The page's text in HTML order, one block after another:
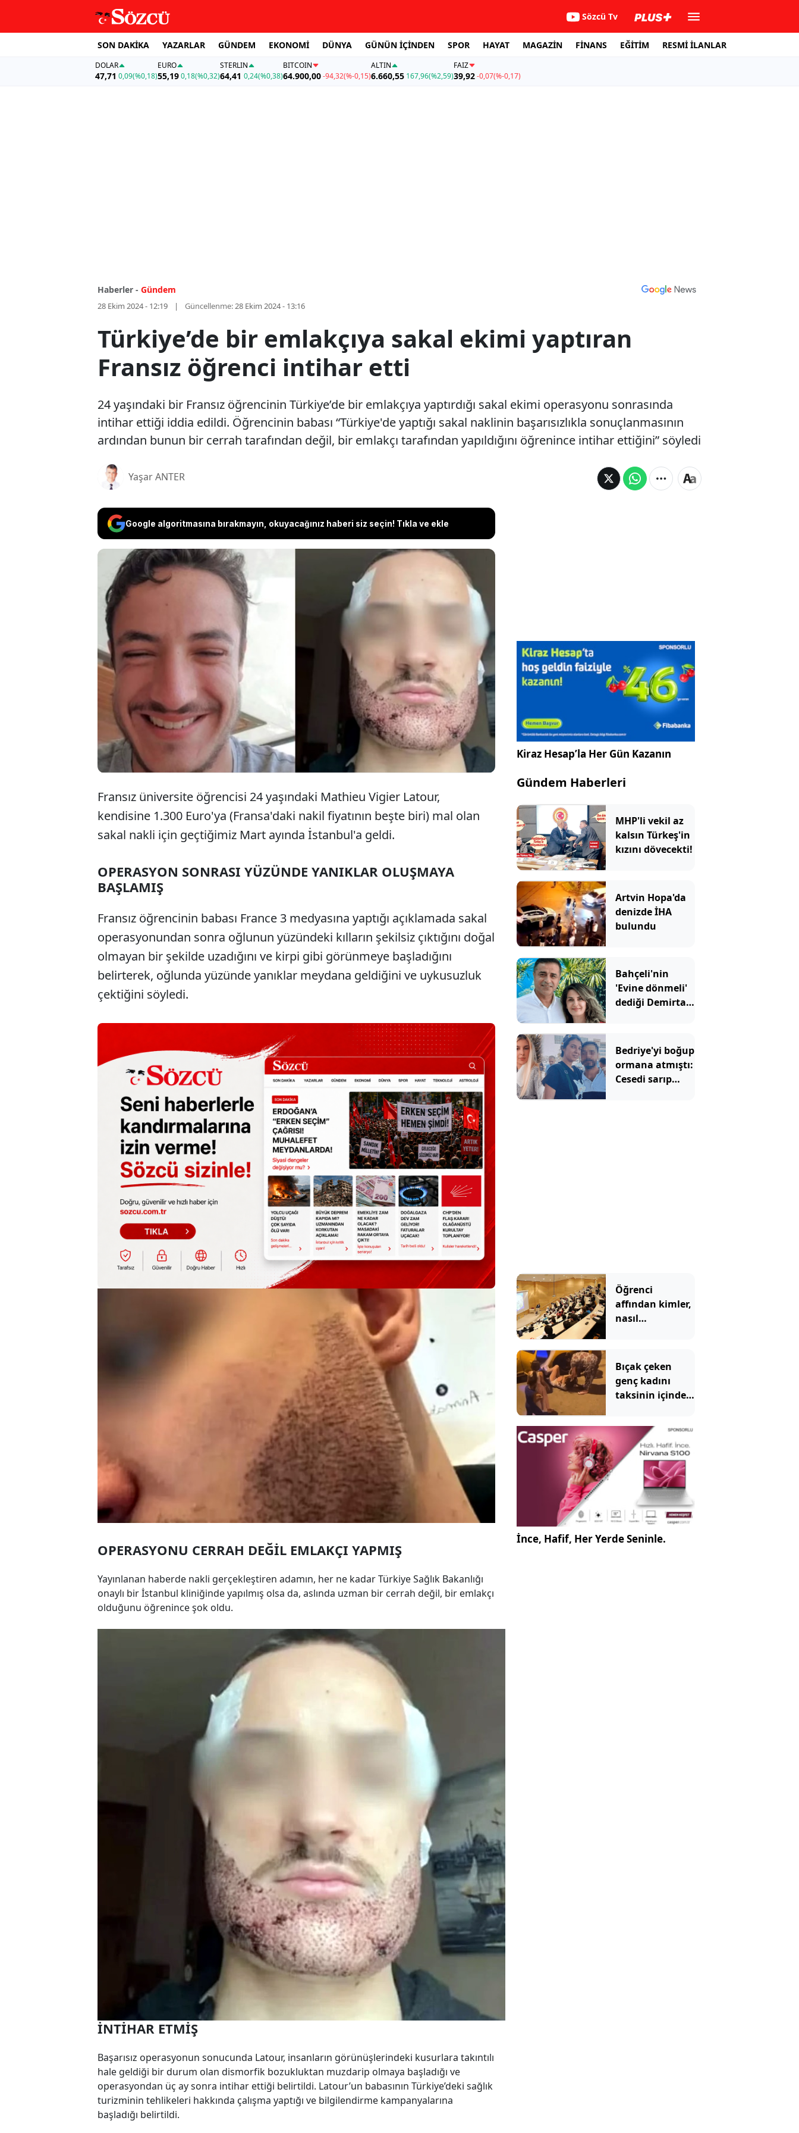
Sözcü Tv
SON DAKİKA YAZARLAR GÜNDEM EKONOMİ DÜNYA GÜNÜN İÇİNDEN SPOR HAYAT MAGAZİN FİNANS EĞİTİM RESMİ İLANLAR
DOLAR
47,71 0,09(%0,18)
EURO
55,19 0,18(%0,32)
STERLIN
64,41 0,24(%0,38)
BITCOIN
64.900,00-94,32(%-0,15)
ALTIN
6.660,55 167,96(%2,59)
FAİZ
39,92-0,07(%-0,17)
Haberler - Gündem
28 Ekim 2024 - 12:19 Güncellenme:28 Ekim 2024 - 13:16
Türkiye’de bir emlakçıya sakal ekimi yaptıran
Fransız öğrenci intihar etti
24 yaşındaki bir Fransız öğrencinin Türkiye’de bir emlakçıya yaptırdığı sakal ekimi operasyonu sonrasında
intihar ettiği iddia edildi. Öğrencinin babası “Türkiye'de yaptığı sakal naklinin başarısızlıkla sonuçlanmasının
ardından bunun bir cerrah tarafından değil, bir emlakçı tarafından yapıldığını öğrenince intihar ettiğini” söyledi
Yaşar ANTER
Google algoritmasına bırakmayın, okuyacağınız haberi siz seçin! Tıkla ve ekle
24 yaşındaki bir Fransız öğrencinin Türkiye’de bir emlakçıya yaptırdığı
sakal ekimi operasyonu sonrasında intihar ettiği iddia edildi.
Öğrencinin babası “Türkiye'de yaptığı sakal naklinin başarısızlıkla
sonuçlanmasının ardından bunun bir cerrah tarafından değil, bir
emlakçı tarafından yapıldığını öğrenince intihar ettiğini” söyledi
Fransız üniversite öğrencisi 24 yaşındaki Mathieu Vigier Latour,
kendisine 1.300 Euro'ya (Fransa'daki nakil fiyatının beşte biri) mal olan
sakal nakli için geçtiğimiz Mart ayında İstanbul'a geldi.
OPERASYON SONRASI YÜZÜNDE YANIKLAR OLUŞMAYA
BAŞLAMIŞ
Fransız öğrencinin babası France 3 medyasına yaptığı açıklamada sakal
operasyonundan sonra oğlunun yüzündeki kılların şekilsiz çıktığını doğal
olmayan bir şekilde uzadığını ve kirpi gibi görünmeye başladığını
belirterek, oğlunda yüzünde yanıklar meydana geldiğini ve uykusuzluk
çektiğini söyledi.
OPERASYONU CERRAH DEĞİL EMLAKÇI YAPMIŞ
Yayınlanan haberde nakli gerçekleştiren adamın, her ne kadar Türkiye Sağlık Bakanlığı
onaylı bir İstanbul kliniğinde yapılmış olsa da, aslında uzman bir cerrah değil, bir emlakçı
olduğunu öğrenince şok oldu.
İNTİHAR ETMİŞ
Başarısız operasyonun sonucunda Latour, insanların görünüşlerindeki kusurlara takıntılı
hale geldiği bir durum olan dismorfik bozukluktan muzdarip olmaya başladığı ve
operasyondan üç ay sonra intihar ettiği belirtildi. Latour’un babasının Türkiye’deki sağlık
turizminin tehlikeleri hakkında çalışma yaptığı ve bilgilendirme kampanyalarına
başladığı belirtildi.
Kiraz Hesap’la Her Gün Kazanın
Gündem Haberleri
MHP'li vekil az
kalsın Türkeş'in
kızını dövecekti!
Artvin Hopa'da
denizde İHA
bulundu
Bahçeli'nin
'Evine dönmeli'
dediği Demirtaş
şaşırtan sözler
Bedriye'yi boğup
ormana atmıştı:
Cesedi sarıp
Öğrenci
affından kimler,
nasıl
Bıçak çeken
genç kadını
taksinin içinde
sürüklediler
İnce, Hafif, Her Yerde Seninle.